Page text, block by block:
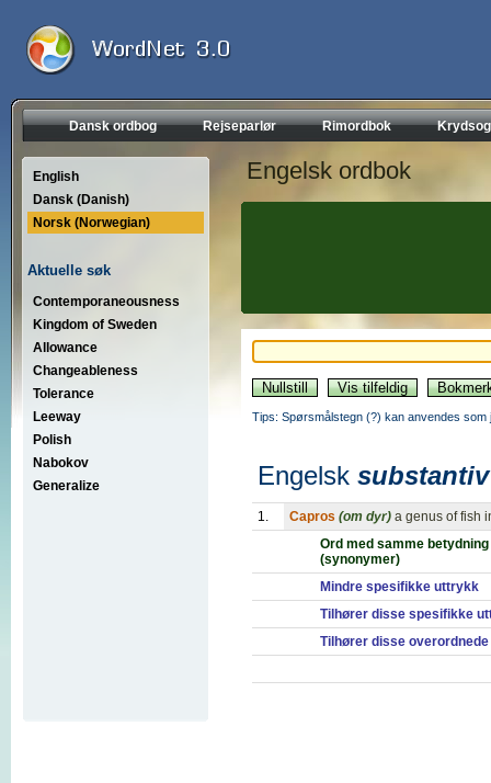
Dansk ordbog Rejseparlør Rimordbok
English
Dansk (Danish)
Norsk (Norwegian)
Aktuelle søk
Contemporaneousness
Kingdom of Sweden
Allowance
Changeableness
Tolerance
Leeway
Polish
Nabokov
Generalize
Engelsk ordbok
Tips: Spørsmålstegn (?) kan anvendes
Engelsk substantiv
1. Capros (om dyr) a genus of fish
Ord med samme betydning
(synonymer)
Mindre spesifikke uttrykk
Tilhører disse spesifikke
Tilhører disse